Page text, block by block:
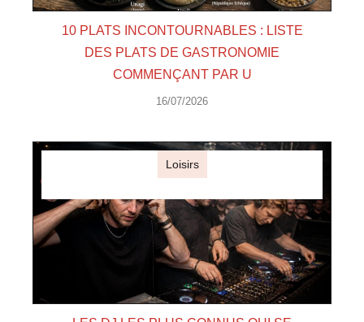
10 PLATS INCONTOURNABLES : LISTE
DES PLATS DE GASTRONOMIE
COMMENÇANT PAR U
16/07/2026
Loisirs